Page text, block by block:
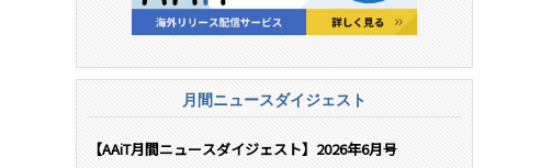
月間ニュースダイジェスト
【AAiT月間ニュースダイジェスト】2026年6月号